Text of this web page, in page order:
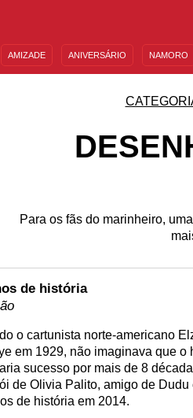
AMIZADE ANIVERSÁRIO NAMORO
Para os fãs do marinheiro,
de história
o cartunista norte-americano
em 1929, não imaginava que
sucesso por mais de 8
de Olivia Palito, amigo de
de história em 2014.